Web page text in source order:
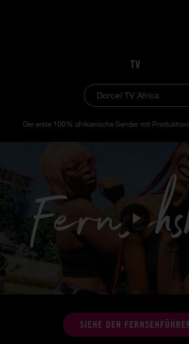
TV
Dorcel TV Africa
Der erste 100% afrikanische Sender mit
SIEHE DEN